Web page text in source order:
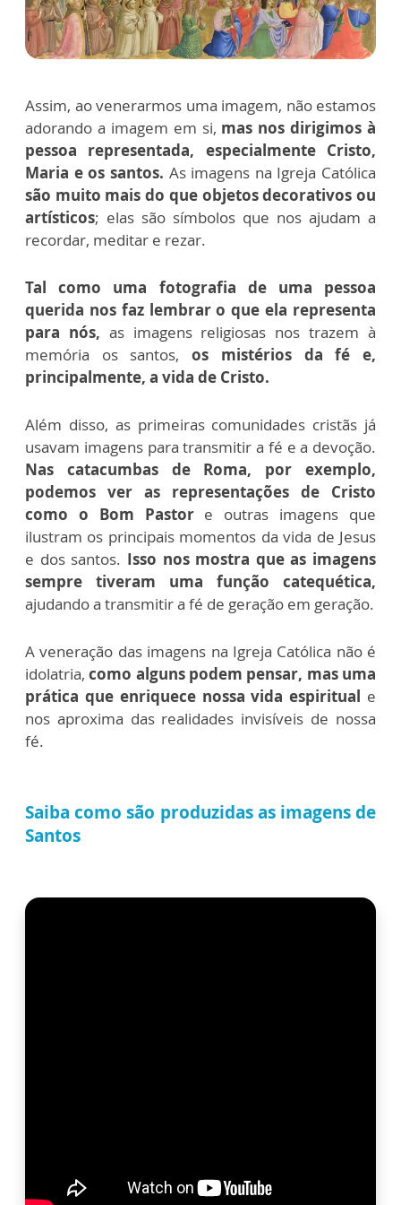
Assim, ao venerarmos uma imagem, não estamos
adorando a imagem em si, mas nos dirigimos à
pessoa representada, especialmente Cristo,
Maria e os santos. As imagens na Igreja Católica
são muito mais do que objetos decorativos ou
artísticos; elas são símbolos que nos ajudam a
recordar, meditar e rezar.
Tal como uma fotografia de uma pessoa
querida nos faz lembrar o que ela representa
para nós, as imagens religiosas nos trazem à
memória os santos, os mistérios da fé e,
principalmente, a vida de Cristo.
Além disso, as primeiras comunidades cristãs já
usavam imagens para transmitir a fé e a devoção.
Nas catacumbas de Roma, por exemplo,
podemos ver as representações de Cristo
como o Bom Pastor e outras imagens que
ilustram os principais momentos da vida de Jesus
e dos santos. Isso nos mostra que as imagens
sempre tiveram uma função catequética,
ajudando a transmitir a fé de geração em geração.
A veneração das imagens na Igreja Católica não é
idolatria, como alguns podem pensar, mas uma
prática que enriquece nossa vida espiritual e
nos aproxima das realidades invisíveis de nossa
fé.
Saiba como são produzidas as imagens de
Santos